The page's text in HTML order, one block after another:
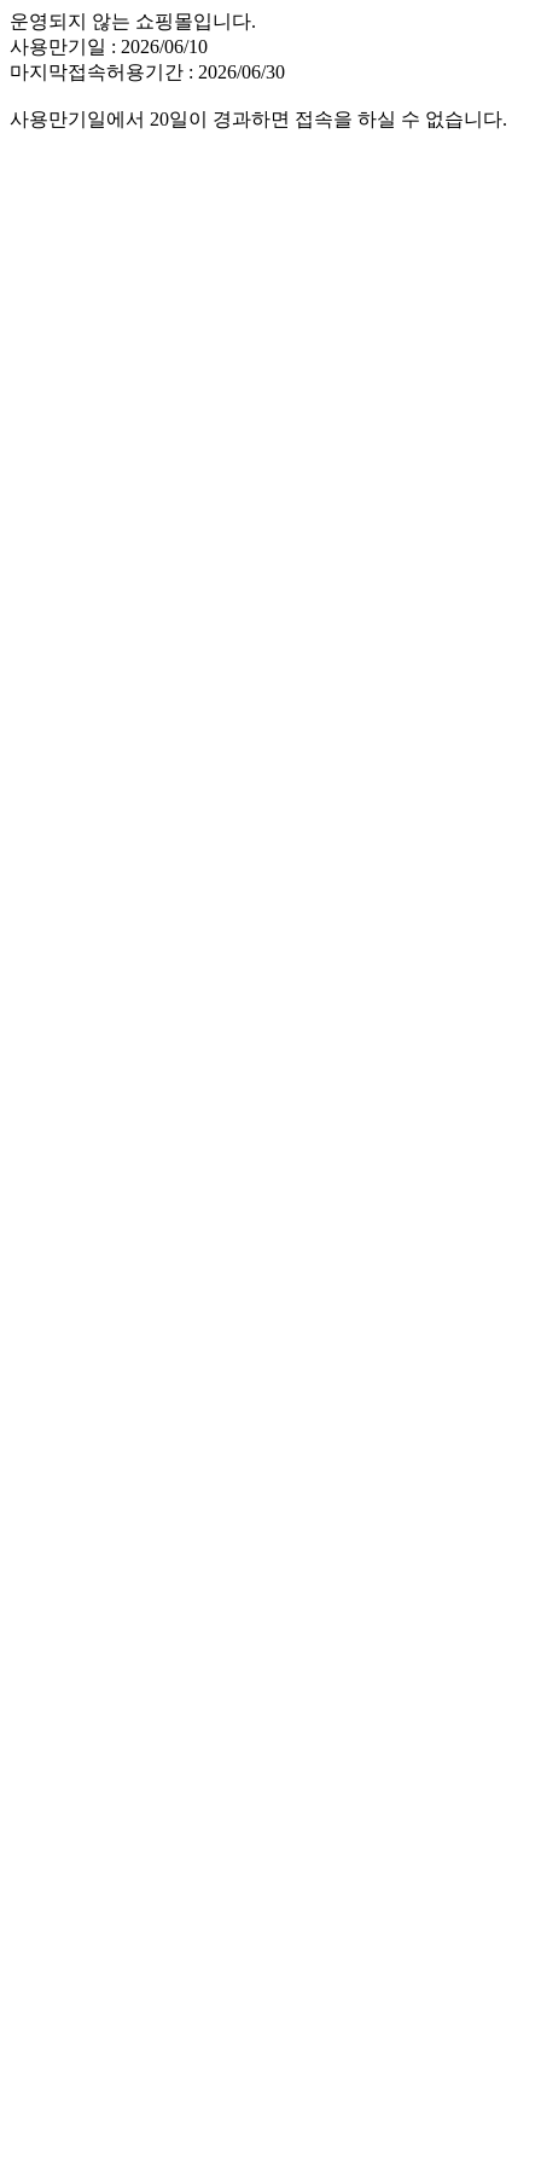
운영되지 않는 쇼핑몰입니다.
사용만기일 : 2026/06/10
마지막접속허용기간 : 2026/06/30
사용만기일에서 20일이 경과하면 접속을 하실 수 없습니다.